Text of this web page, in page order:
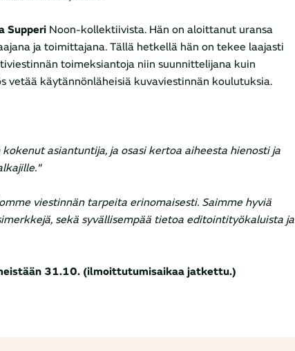
SupperiNoon-kollektiivista. Hän on aloittanut uransa
ja toimittajana. Tällä hetkellä hän on tekee laajasti
toimeksiantoja niin suunnittelijana kuin
vetää käytännönläheisiä kuvaviestinnän koulutuksia.
asiantuntija, ja osasi kertoa aiheesta hienosti ja
viestinnän tarpeita erinomaisesti. Saimme hyviä
sekä syvällisempää tietoa editointityökaluista ja
31.10. (ilmoittutumisaikaa jatkettu.)